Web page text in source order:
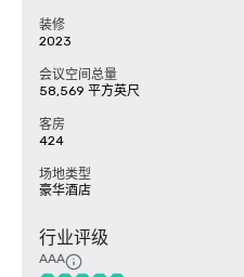
装修
2023
会议空间总量
58,569 平方英尺
客房
424
场地类型
豪华酒店
行业评级
AAA